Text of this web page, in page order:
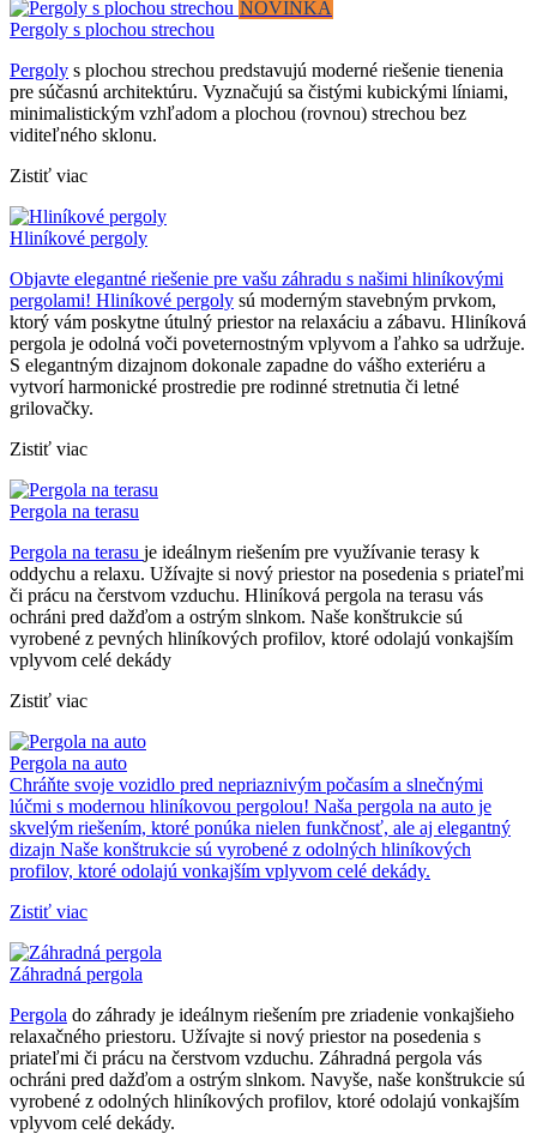
NOVINKA
Pergoly s plochou strechou
Pergoly s plochou strechou predstavujú moderné riešenie tienenia
pre súčasnú architektúru. Vyznačujú sa čistými kubickými líniami,
minimalistickým vzhľadom a plochou (rovnou) strechou bez
viditeľného sklonu.
Zistiť viac
Hliníkové pergoly
Objavte elegantné riešenie pre vašu záhradu s našimi hliníkovými
pergolami! Hliníkové pergoly sú moderným stavebným prvkom,
ktorý vám poskytne útulný priestor na relaxáciu a zábavu. Hliníková
pergola je odolná voči poveternostným vplyvom a ľahko sa udržuje.
S elegantným dizajnom dokonale zapadne do vášho exteriéru a
vytvorí harmonické prostredie pre rodinné stretnutia či letné
grilovačky.
Zistiť viac
Pergola na terasu
Pergola na terasu je ideálnym riešením pre využívanie terasy k
oddychu a relaxu. Užívajte si nový priestor na posedenia s priateľmi
či prácu na čerstvom vzduchu. Hliníková pergola na terasu vás
ochráni pred dažďom a ostrým slnkom. Naše konštrukcie sú
vyrobené z pevných hliníkových profilov, ktoré odolajú vonkajším
vplyvom celé dekády
Zistiť viac
Pergola na auto
Chráňte svoje vozidlo pred nepriaznivým počasím a slnečnými
lúčmi s modernou hliníkovou pergolou! Naša pergola na auto je
skvelým riešením, ktoré ponúka nielen funkčnosť, ale aj elegantný
dizajn Naše konštrukcie sú vyrobené z odolných hliníkových
profilov, ktoré odolajú vonkajším vplyvom celé dekády.
Zistiť viac
Záhradná pergola
Pergola do záhrady je ideálnym riešením pre zriadenie vonkajšieho
relaxačného priestoru. Užívajte si nový priestor na posedenia s
priateľmi či prácu na čerstvom vzduchu. Záhradná pergola vás
ochráni pred dažďom a ostrým slnkom. Navyše, naše konštrukcie sú
vyrobené z odolných hliníkových profilov, ktoré odolajú vonkajším
vplyvom celé dekády.